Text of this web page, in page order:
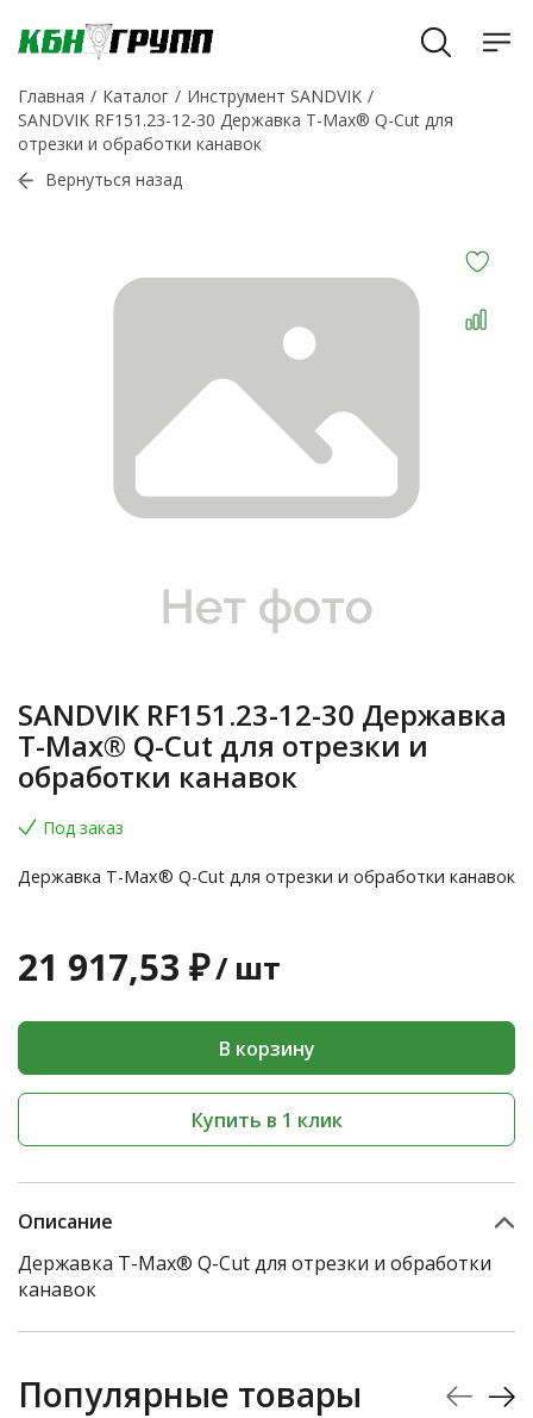
Главная Каталог
Инструмент SANDVIK
SANDVIK RF151.23-12-30 Державка T-Max® Q-Cut для
отрезки и обработки канавок
Вернуться назад
SANDVIK RF151.23-12-30 Державка
T-Max® Q-Cut для отрезки и
обработки канавок
Под заказ
Державка T-Max® Q-Cut для отрезки и обработки канавок
21 917,53 ₽/ шт
В корзину
Купить в 1 клик
Описание
Державка T-Max® Q-Cut для отрезки и обработки
канавок
Популярные товары